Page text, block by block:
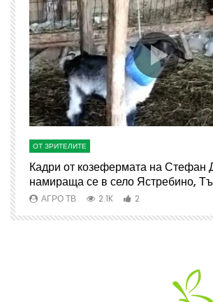
Watch Later
ОТ ЗРИТЕЛИТЕ
Кадри от козефермата на Стефан
намираща се в село Ястребино,
АГРО ТВ 2.1K 2